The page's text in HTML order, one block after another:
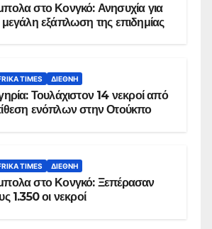
στο Κονγκό: Ανησυχία για
μεγάλη εξάπλωση της επιδημίας
TIMES ΔΙΕΘΝΉ
Τουλάχιστον 14 νεκροί από
ενόπλων στην Οτούκπο
TIMES ΔΙΕΘΝΉ
στο Κονγκό: Ξεπέρασαν
1.350 οι νεκροί